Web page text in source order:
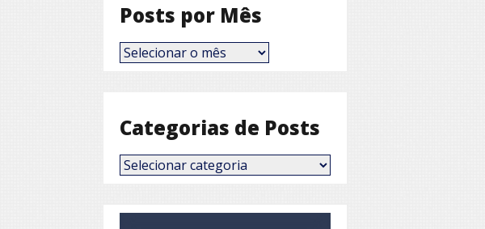
Posts por Mês
Posts
por
Categorias de Posts
Categorias
de